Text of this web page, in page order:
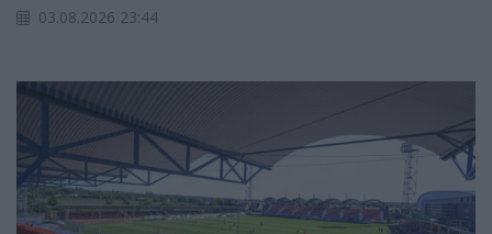
03.08.2026 23:44